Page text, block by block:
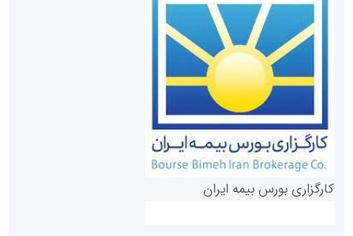
روابط عمومی خبرگزاری گزارش خبر
کارگزاری بورس بیمه ایران